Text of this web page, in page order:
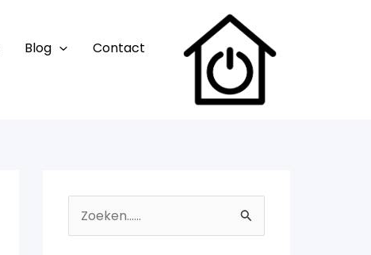
Blog
Contact